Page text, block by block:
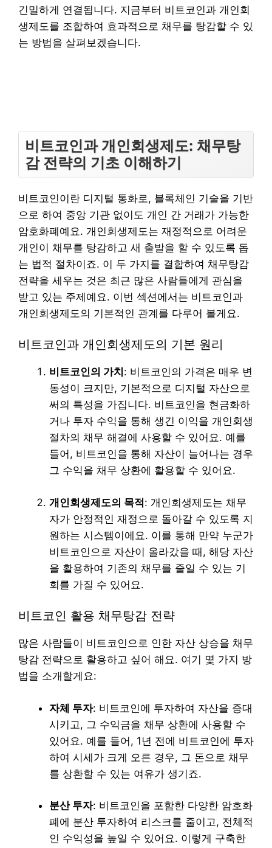
긴밀하게 연결됩니다. 지금부터 비트코인과 개인회
생제도를 조합하여 효과적으로 채무를 탕감할 수 있
는 방법을 살펴보겠습니다.
비트코인과 개인회생제도: 채무탕
감 전략의 기초 이해하기
비트코인이란 디지털 통화로, 블록체인 기술을 기반
으로 하여 중앙 기관 없이도 개인 간 거래가 가능한
암호화폐예요. 개인회생제도는 재정적으로 어려운
개인이 채무를 탕감하고 새 출발을 할 수 있도록 돕
는 법적 절차이죠. 이 두 가지를 결합하여 채무탕감
전략을 세우는 것은 최근 많은 사람들에게 관심을
받고 있는 주제예요. 이번 섹션에서는 비트코인과
개인회생제도의 기본적인 관계를 다루어 볼게요.
비트코인과 개인회생제도의 기본 원리
비트코인의 가치 : 비트코인의 가격은 매우 변
동성이 크지만, 기본적으로 디지털 자산으로
써의 특성을 가집니다. 비트코인을 현금화하
거나 투자 수익을 통해 생긴 이익을 개인회생
절차의 채무 해결에 사용할 수 있어요. 예를
들어, 비트코인을 통해 자산이 늘어나는 경우
그 수익을 채무 상환에 활용할 수 있어요.
개인회생제도의 목적: 개인회생제도는 채무
자가 안정적인 재정으로 돌아갈 수 있도록 지
원하는 시스템이에요. 이를 통해 만약 누군가
비트코인으로 자산이 올라갔을 때, 해당 자산
을 활용하여 기존의 채무를 줄일 수 있는 기
회를 가질 수 있어요.
비트코인 활용 채무탕감 전략
많은 사람들이 비트코인으로 인한 자산 상승을 채무
탕감 전략으로 활용하고 싶어 해요. 여기 몇 가지 방
법을 소개할게요:
자체 투자: 비트코인에 투자하여 자산을 증대
시키고, 그 수익금을 채무 상환에 사용할 수
있어요. 예를 들어, 1년 전에 비트코인에 투자
하여 시세가 크게 오른 경우, 그 돈으로 채무
를 상환할 수 있는 여유가 생기죠.
분산 투자: 비트코인을 포함한 다양한 암호화
폐에 분산 투자하여 리스크를 줄이고, 전체적
인 수익성을 높일 수 있어요. 이렇게 구축한